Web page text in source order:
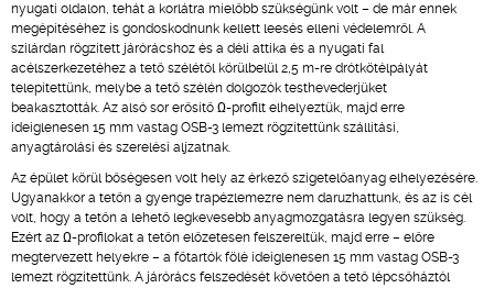
nyugati oldalon, tehát a korlátra mielőbb szükségünk volt – de már ennek
megépítéséhez is gondoskodnunk kellett leesés elleni védelemről. A
szilárdan rögzített járórácshoz és a déli attika és a nyugati fal
acélszerkezetéhez a tető szélétől körülbelül 2,5 m-re drótkötélpályát
telepítettünk, melybe a tető szélén dolgozók testhevederjüket
beakasztották. Az alsó sor erősítő Ω-profilt elhelyeztük, majd erre
ideiglenesen 15 mm vastag OSB-3 lemezt rögzítettünk szállítási,
anyagtárolási és szerelési aljzatnak.
Az épület körül bőségesen volt hely az érkező szigetelőanyag elhelyezésére.
Ugyanakkor a tetőn a gyenge trapézlemezre nem daruzhattunk, és az is cél
volt, hogy a tetőn a lehető legkevesebb anyagmozgatásra legyen szükség.
Ezért az Ω-profilokat a tetőn előzetesen felszereltük, majd erre – előre
megtervezett helyekre – a főtartók fölé ideiglenesen 15 mm vastag OSB-3
lemezt rögzítettünk. A járórács felszedését követően a tető lépcsőháztól